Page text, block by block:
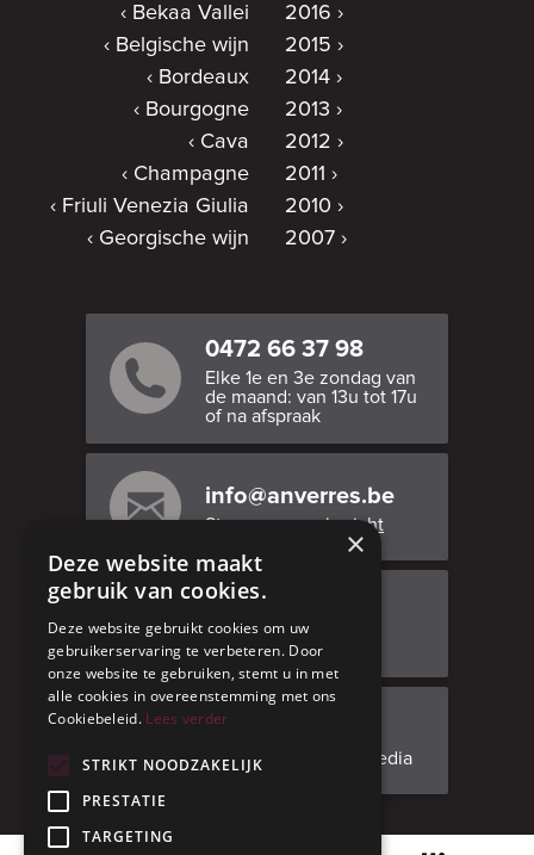
Bekaa Vallei
Belgische wijn
Bordeaux
Bourgogne
Cava
Champagne
Friuli Venezia Giulia
Georgische wijn
2016
2015
2014
2013
2012
2011
2010
2007
0472 66 37 98
Elke 1e en 3e zondag van
de maand: van 13u tot 17u
of na afspraak
info@anverres.be
Stuur ons een bericht
Adresgegevens
Facebook
Volg ons op social media
×
Deze website maakt
gebruik van cookies.
Deze website gebruikt cookies om uw
gebruikerservaring te verbeteren. Door
onze website te gebruiken, stemt u in met
alle cookies in overeenstemming met ons
Cookiebeleid. Lees verder
STRIKT NOODZAKELIJK
PRESTATIE
TARGETING